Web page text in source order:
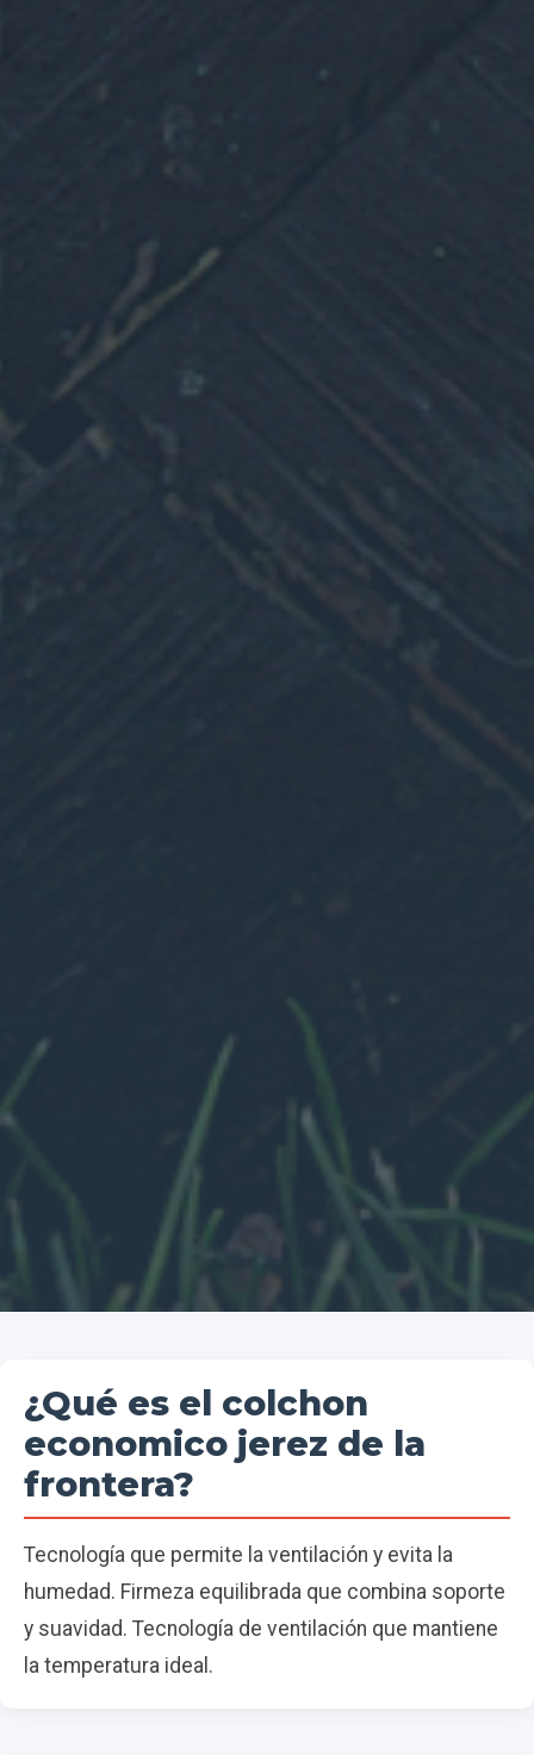
¿Qué es el colchon
economico jerez de la
frontera?
Tecnología que permite la ventilación y evita la
humedad. Firmeza equilibrada que combina soporte
y suavidad. Tecnología de ventilación que mantiene
la temperatura ideal.